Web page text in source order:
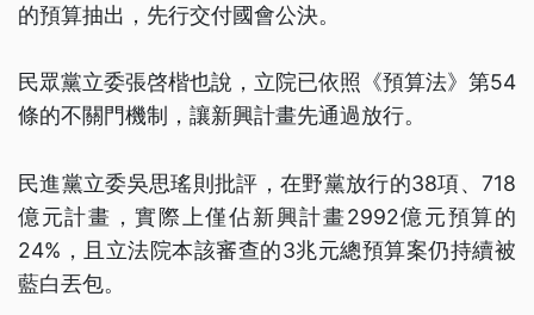
的預算抽出，先行交付國會公決。
民眾黨立委張啓楷也說，立院已依照《預算法》第54
條的不關門機制，讓新興計畫先通過放行。
民進黨立委吳思瑤則批評，在野黨放行的38項、718
億元計畫，實際上僅佔新興計畫2992億元預算的
24%，且立法院本該審查的3兆元總預算案仍持續被
藍白丟包。